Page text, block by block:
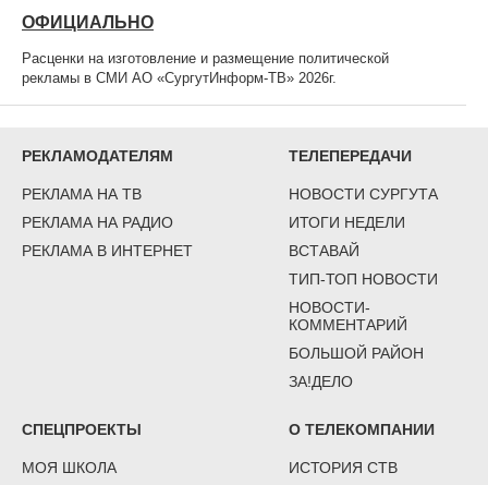
ОФИЦИАЛЬНО
Расценки на изготовление и размещение политической
рекламы в СМИ АО «СургутИнформ-ТВ» 2026г.
РЕКЛАМОДАТЕЛЯМ
РЕКЛАМА НА ТВ
РЕКЛАМА НА РАДИО
РЕКЛАМА В ИНТЕРНЕТ
ТЕЛЕПЕРЕДАЧИ
НОВОСТИ СУРГУТА
ИТОГИ НЕДЕЛИ
ВСТАВАЙ
ТИП-ТОП НОВОСТИ
НОВОСТИ-
КОММЕНТАРИЙ
БОЛЬШОЙ РАЙОН
ЗА!ДЕЛО
СПЕЦПРОЕКТЫ
МОЯ ШКОЛА
О ТЕЛЕКОМПАНИИ
ИСТОРИЯ СТВ